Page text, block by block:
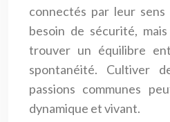
connectés par leur
besoin de sécurité,
trouver un équilibre
spontanéité. Cultiver
passions communes
dynamique et vivant.